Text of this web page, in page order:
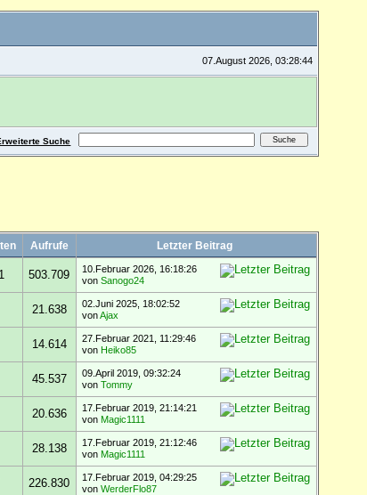
07.August 2026, 03:28:44
Aufrufe Letzter Beitrag
503.709
10.Februar 2026, 16:18:26
vonSanogo24
21.638
02.Juni 2025, 18:02:52
vonAjax
14.614
27.Februar 2021, 11:29:46
von Heiko85
45.537
09.April 2019, 09:32:24
vonTommy
20.636
17.Februar 2019, 21:14:21
von Magic1111
28.138
17.Februar 2019, 21:12:46
von Magic1111
226.830
17.Februar 2019, 04:29:25
vonWerderFlo87